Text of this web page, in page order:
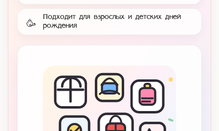
🥳
Подходит для взрослых и детских дней
рождения